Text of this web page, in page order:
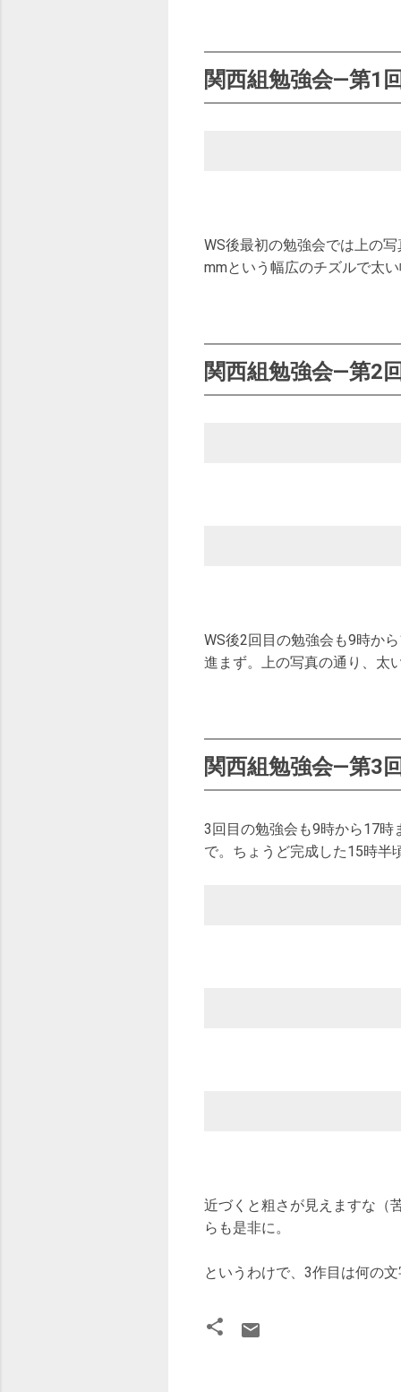
関西組勉強会—第1
WS後最初の勉強会では上の
mmという幅広のチズルで太
関西組勉強会—第2
WS後2回目の勉強会も9時か
進まず。上の写真の通り、太
関西組勉強会—第3
3回目の勉強会も9時から17時
で。ちょうど完成した15時半
近づくと粗さが見えますな（
らも是非に。
というわけで、3作目は何の